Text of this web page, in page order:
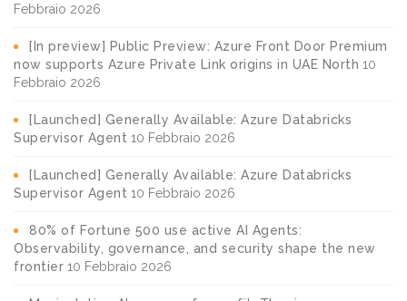
Febbraio 2026
[In preview] Public Preview: Azure Front Door Premium
now supports Azure Private Link origins in UAE North 10
Febbraio 2026
[Launched] Generally Available: Azure Databricks
Supervisor Agent 10 Febbraio 2026
[Launched] Generally Available: Azure Databricks
Supervisor Agent 10 Febbraio 2026
80% of Fortune 500 use active AI Agents:
Observability, governance, and security shape the new
frontier 10 Febbraio 2026